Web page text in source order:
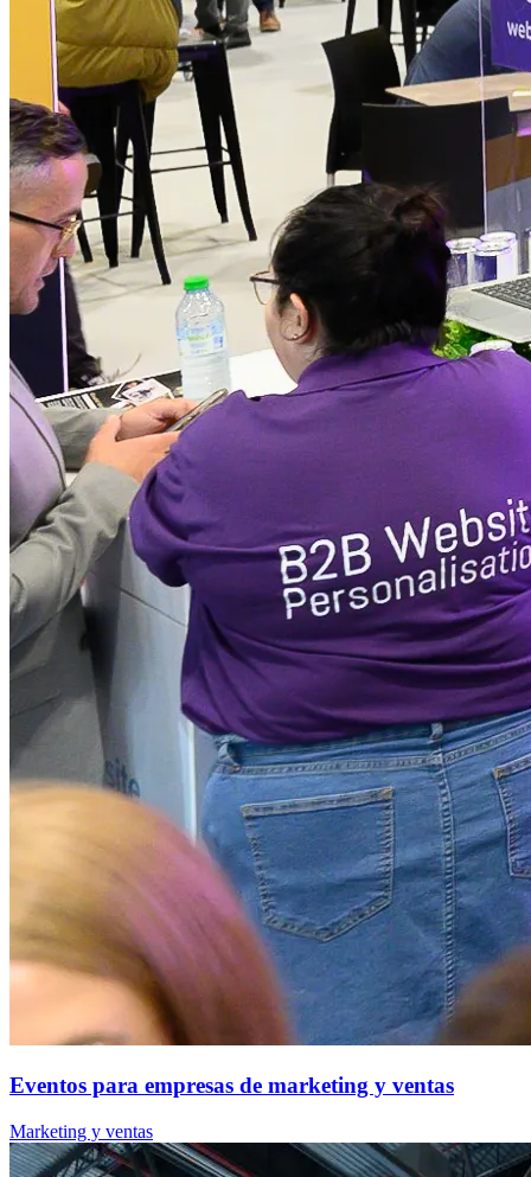
Eventos para empresas de marketing y ventas
Marketing y ventas